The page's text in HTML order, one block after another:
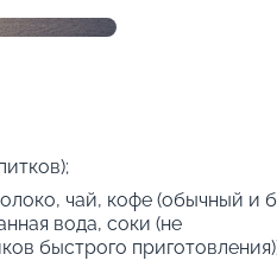
чай, кофе (обычный и
вода, соки (не
быстрого